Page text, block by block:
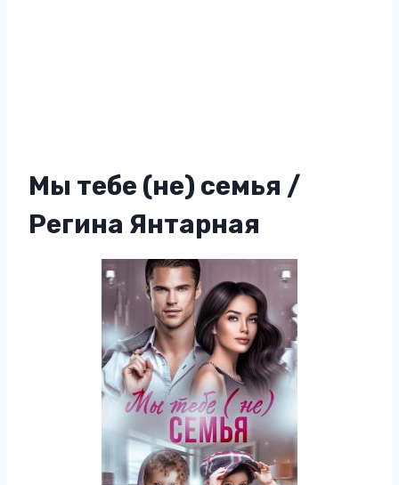
Мы тебе (не) семья /
Регина Янтарная